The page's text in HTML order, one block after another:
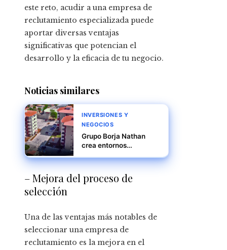
este reto, acudir a una empresa de
reclutamiento especializada puede
aportar diversas ventajas
significativas que potencian el
desarrollo y la eficacia de tu negocio.
Noticias similares
INVERSIONES Y
NEGOCIOS
Grupo Borja Nathan
crea entornos
sostenibles para
sectores productivos
– Mejora del proceso de
selección
Una de las ventajas más notables de
seleccionar una empresa de
reclutamiento es la mejora en el